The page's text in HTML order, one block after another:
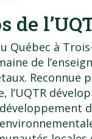
de
Québec à
de
Reconnue
l’UQTR